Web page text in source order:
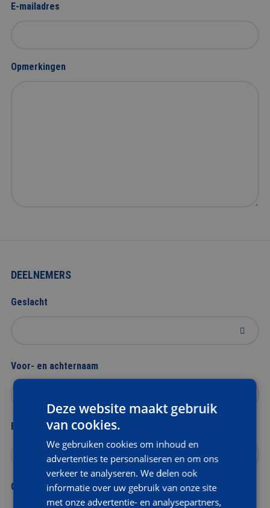
E-mailadres
Opmerkingen
DEELNEMERS
Geslacht
Voor- en achternaam
E-mailadres
Geboortedatum
Deze website maakt gebruik
van cookies.
We gebruiken cookies om inhoud en
advertenties te personaliseren en om ons
verkeer te analyseren. We delen ook
informatie over uw gebruik van onze site
met onze advertentie- en analysepartners,